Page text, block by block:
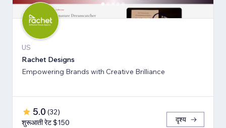
US
Rachet Designs
Empowering Brands with Creative Brilliance
5.0 (32)
शुरूआती रेट $150
दृश्य